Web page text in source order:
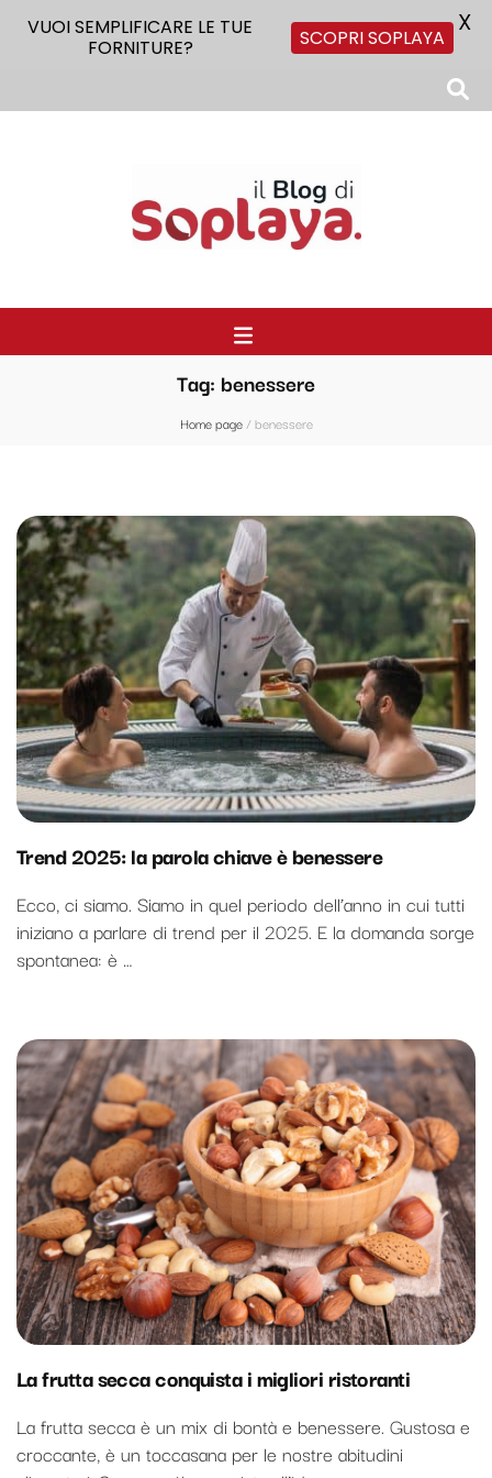
Tag: benessere
Home page/benessere
Trend 2025: la parola chiave è benessere
Ecco, ci siamo. Siamo in quel periodo dell’anno in cui tutti
iniziano a parlare di trend per il 2025. E la domanda sorge
spontanea: è …
La frutta secca conquista i migliori ristoranti
La frutta secca è un mix di bontà e benessere. Gustosa e
croccante, è un toccasana per le nostre abitudini
VUOI SEMPLIFICARE LE TUE
FORNITURE?
SCOPRI SOPLAYA X